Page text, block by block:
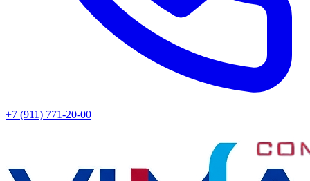
+7 (911) 771-20-00